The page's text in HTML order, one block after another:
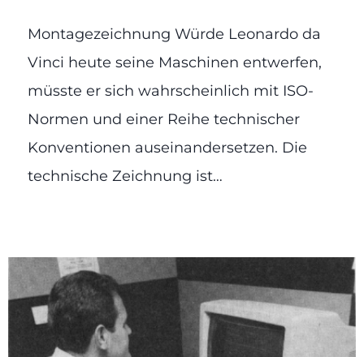
Montagezeichnung Würde Leonardo da
Vinci heute seine Maschinen entwerfen,
müsste er sich wahrscheinlich mit ISO-
Normen und einer Reihe technischer
Konventionen auseinandersetzen. Die
technische Zeichnung ist…